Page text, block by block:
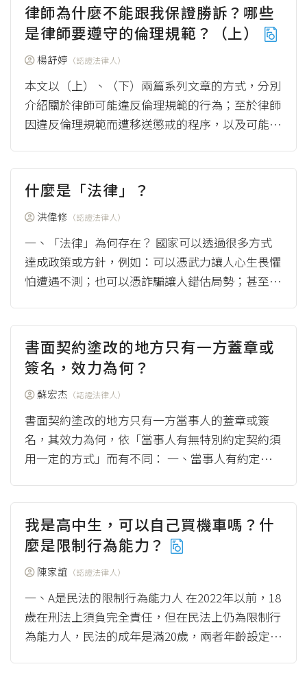
律師為什麼不能跟我保證勝訴？哪些
是律師要遵守的倫理規範？（上）
楊舒婷 （認證法律人）
本文以（上）、（下）兩篇系列文章的方式，分別
介紹關於律師可能違反倫理規範的行為；至於律師
因違反倫理規範而遭移送懲戒的程序，以及可能受
什麼是「法律」？
洪偉修 （認證法律人）
一、「法律」為何存在？ 國家可以透過很多方式
達成政策或方針，例如：可以憑武力讓人心生畏懼
怕遭遇不測；也可以憑詐騙讓人錯估局勢；甚至可
書面契約塗改的地方只有一方蓋章或
簽名，效力為何？
蘇宏杰 （認證法律人）
書面契約塗改的地方只有一方當事人的蓋章或簽
名，其效力為何，依「當事人有無特別約定契約須
用一定的方式」而有不同： 一、當事人有約定契
我是高中生，可以自己買機車嗎？什
麼是限制行為能力？
陳家誼 （認證法律人）
一、A是民法的限制行為能力人 在2022年以前，18
歲在刑法上須負完全責任，但在民法上仍為限制行
為能力人，民法的成年是滿20歲，兩者年齡設定差